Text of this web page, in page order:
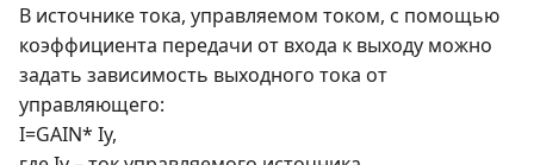
В источнике тока, управляемом током, с помощью
коэффициента передачи от входа к выходу можно
задать зависимость выходного тока от
управляющего:
I=GAIN* Iy,